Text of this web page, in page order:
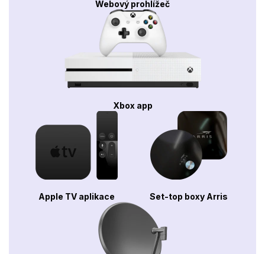
Webový prohlížeč
Xbox app
Apple TV aplikace Set-top boxy Arris